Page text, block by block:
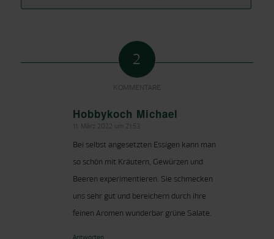
2
KOMMENTARE
Hobbykoch Michael
sagte:
11. März 2022 um 21:53
Bei selbst angesetzten Essigen kann man
so schön mit Kräutern, Gewürzen und
Beeren experimentieren. Sie schmecken
uns sehr gut und bereichern durch ihre
feinen Aromen wunderbar grüne Salate.
Antworten